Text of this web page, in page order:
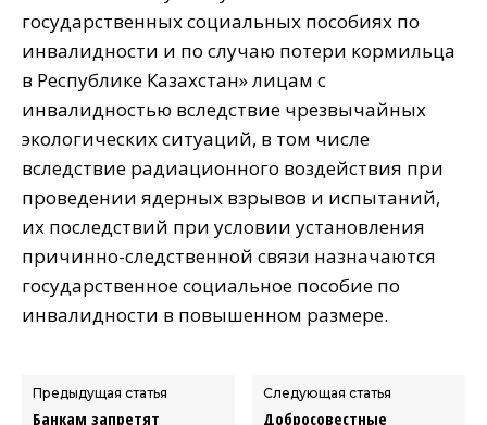
государственных социальных пособиях по
инвалидности и по случаю потери кормильца
в Республике Казахстан» лицам с
инвалидностью вследствие чрезвычайных
экологических ситуаций, в том числе
вследствие радиационного воздействия при
проведении ядерных взрывов и испытаний,
их последствий при условии установления
причинно-следственной связи назначаются
государственное социальное пособие по
инвалидности в повышенном размере.
Предыдущая статья
Банкам запретят
Следующая статья
Добросовестные